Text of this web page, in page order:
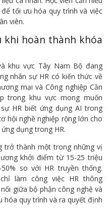
tối ưu hóa quy trình và việc
viên.
khi hoàn thành khóa
khu vực Tây Nam Bộ đang
nhân sự HR có kiến thức về
mại và Công nghiệp Cần
trong khu vực mong muốn
HR biết ứng dụng AI trong
hội nghề nghiệp rộng lớn cho
dụng trong HR.
trở thành một trong những vị
khởi điểm từ 15-25 triệu
so với HR truyền thống.
làm công việc HR thông
giữa bộ phận công nghệ và
hóa quy trình và ra quyết định